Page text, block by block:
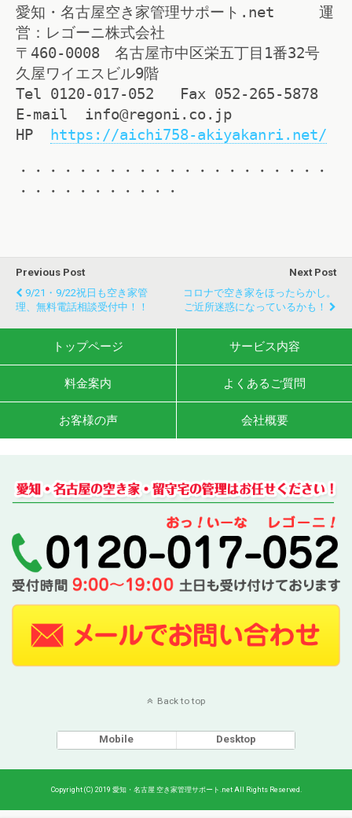
愛知・名古屋空き家管理サポート.net 運
営：レゴーニ株式会社
〒460-0008 名古屋市中区栄五丁目1番32号
久屋ワイエスビル9階
Tel 0120-017-052 Fax 052-265-5878
E-mail info@regoni.co.jp
HP
https://aichi758-akiyakanri.net/
・・・・・・・・・・・・・・・・・・・・・
・・・・・・・・・・・
Previous Post
9/21・9/22祝日も空き家管
理、無料電話相談受付中！！
Next Post
コロナで空き家をほったらかし。
ご近所迷惑になっているかも！
トップページ サービス内容
料金案内 よくあるご質問
お客様の声 会社概要
Back to top
Mobile Desktop
Copyright (C) 2019 愛知・名古屋 空き家管理サポート.net All Rights Reserved.